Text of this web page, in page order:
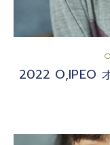
2022 O,IPEO